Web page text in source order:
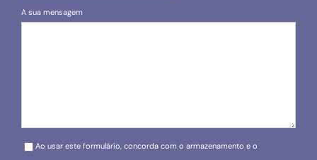
A sua mensagem
Please leave this field empty.
Ao usar este formulário, concorda com o armazenamento e o